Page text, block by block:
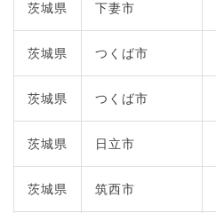
茨城県 下妻市
茨城県 つくば市
茨城県 つくば市
茨城県 日立市
茨城県 筑西市